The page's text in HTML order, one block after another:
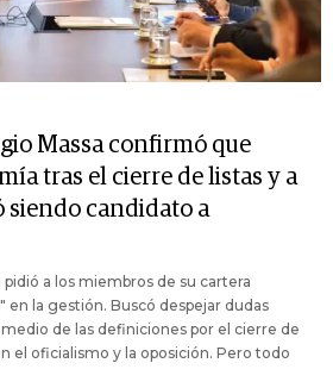
Massa confirmó que
tras el cierre de listas y a
candidato a
a los miembros de su cartera
la gestión. Buscó despejar dudas
de las definiciones por el cierre de
el oficialismo y la oposición. Pero todo